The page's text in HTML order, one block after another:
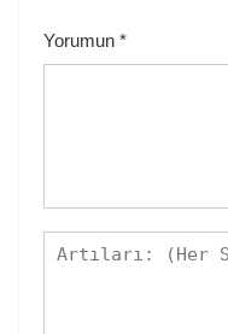
Yorumun *